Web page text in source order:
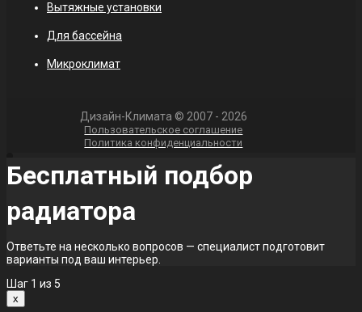
Вытяжные установки
Для бассейна
Микроклимат
Дизайн-Климата © 2007 - 2026
Пользовательское соглашение
Политика конфиденциальности
Бесплатный подбор
радиатора
Ответьте на несколько вопросов — специалист подготовит
варианты под ваш интерьер.
Шаг 1 из 5
x